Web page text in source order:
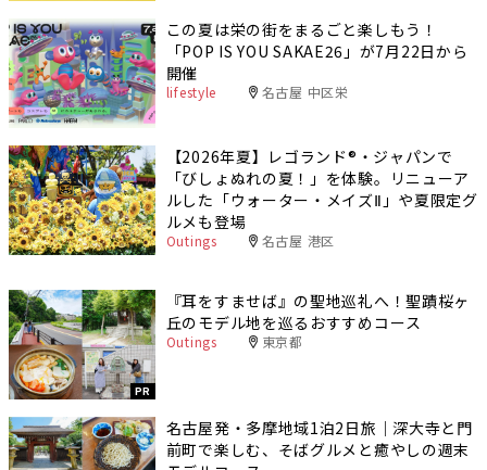
この夏は栄の街をまるごと楽しもう！
「POP IS YOU SAKAE26」が7月22日から
開催
lifestyle 名古屋 中区栄
【2026年夏】レゴランド®・ジャパンで
「びしょぬれの夏！」を体験。リニューア
ルした「ウォーター・メイズⅡ」や夏限定グ
ルメも登場
Outings 名古屋 港区
PR
『耳をすませば』の聖地巡礼へ！聖蹟桜ヶ
丘のモデル地を巡るおすすめコース
Outings 東京都
名古屋発・多摩地域1泊2日旅｜深大寺と門
前町で楽しむ、そばグルメと癒やしの週末